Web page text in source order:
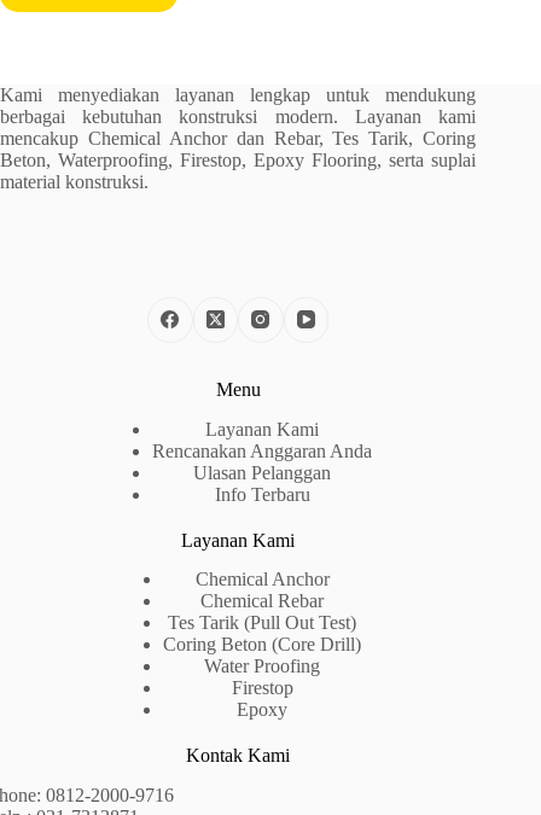
Kami menyediakan layanan lengkap untuk mendukung
berbagai kebutuhan konstruksi modern. Layanan kami
mencakup Chemical Anchor dan Rebar, Tes Tarik, Coring
Beton, Waterproofing, Firestop, Epoxy Flooring, serta suplai
material konstruksi.
Menu
Layanan Kami
Rencanakan Anggaran Anda
Ulasan Pelanggan
Info Terbaru
Layanan Kami
Chemical Anchor
Chemical Rebar
Tes Tarik (Pull Out Test)
Coring Beton (Core Drill)
Water Proofing
Firestop
Epoxy
Kontak Kami
0812-2000-9716